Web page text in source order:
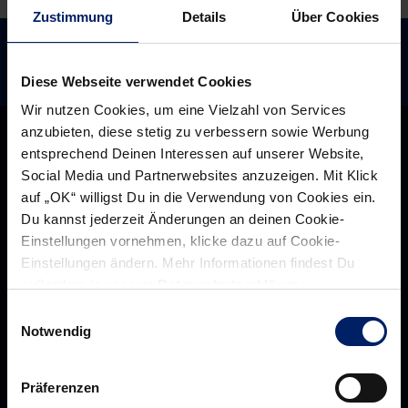
Zustimmung Details Über Cookies
Diese Webseite verwendet Cookies
Wir nutzen Cookies, um eine Vielzahl von Services
anzubieten, diese stetig zu verbessern sowie Werbung
entsprechend Deinen Interessen auf unserer Website,
Social Media und Partnerwebsites anzuzeigen. Mit Klick
auf „OK“ willigst Du in die Verwendung von Cookies ein.
Du kannst jederzeit Änderungen an deinen Cookie-
Einstellungen vornehmen, klicke dazu auf Cookie-
Einstellungen ändern. Mehr Informationen findest Du
Notwendig
Präferenzen